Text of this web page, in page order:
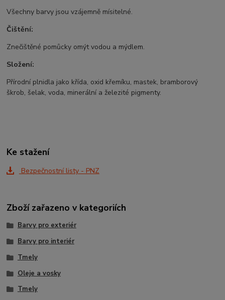
Všechny barvy jsou vzájemně mísitelné.
Čištění:
Znečištěné pomůcky omýt vodou a mýdlem.
Složení:
Přírodní plnidla jako křída, oxid křemíku, mastek, bramborový
škrob, šelak, voda, minerální a železité pigmenty.
Ke stažení
Bezpečnostní listy - PNZ
Zboží zařazeno v kategoriích
Barvy pro exteriér
Barvy pro interiér
Tmely
Oleje a vosky
Tmely